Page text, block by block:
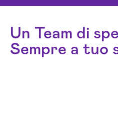
Un Team di
Sempre a tuo